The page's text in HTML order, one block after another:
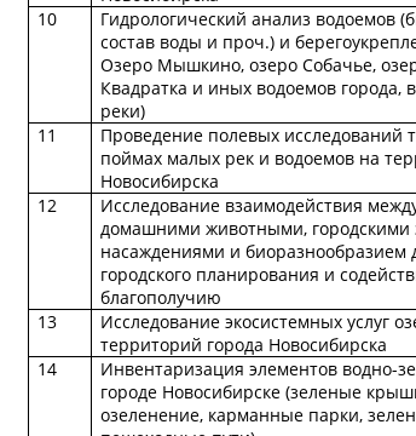
10
Гидрологический анализ водоемов
состав воды и проч.) и
Озеро Мышкино, озеро Собачье,
Квадратка и иных водоемов города,
реки)
11
Проведение полевых исследований
поймах малых рек и водоемов на
Новосибирска
12
Исследование взаимодействия
домашними животными, городскими
насаждениями и биоразнообразием
городского планирования и
благополучию
13
Исследование экосистемных услуг
территорий города Новосибирска
14
Инвентаризация элементов водно-
городе Новосибирске (зеленые
озеленение, карманные парки,